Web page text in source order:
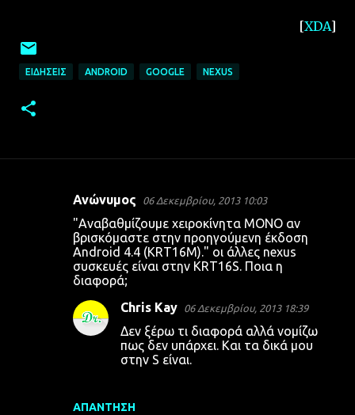
[XDA]
ΕΙΔΉΣΕΙΣ ANDROID GOOGLE NEXUS
Ανώνυμος 06 Δεκεμβρίου, 2013 10:03
"Αναβαθμίζουμε χειροκίνητα ΜΟΝΟ αν
βρισκόμαστε στην προηγούμενη έκδοση
Android 4.4 (KRT16M)." οι άλλες nexus
συσκευές είναι στην KRT16S. Ποια η
διαφορά;
ΑΠΆΝΤΗΣΗ
Chris Kay 06 Δεκεμβρίου, 2013 18:39
Δεν ξέρω τι διαφορά αλλά νομίζω
πως δεν υπάρχει. Και τα δικά μου
στην S είναι.